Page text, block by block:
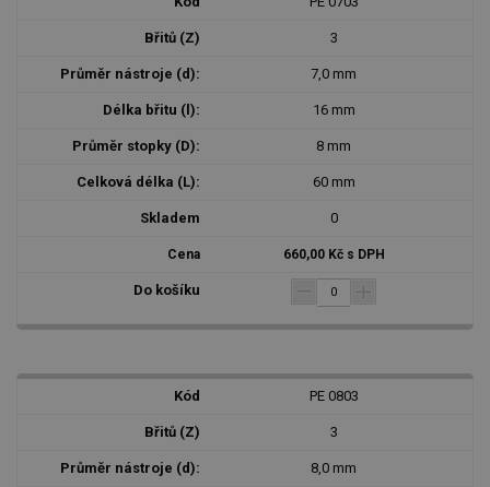
3
7,0 mm
16 mm
8 mm
60 mm
0
660,00 Kč s DPH
PE 0803
3
8,0 mm